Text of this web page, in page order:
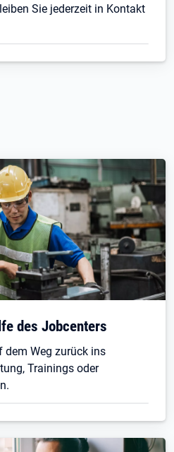
Sie jederzeit in Kontakt
des Jobcenters
dem Weg zurück ins
Trainings oder